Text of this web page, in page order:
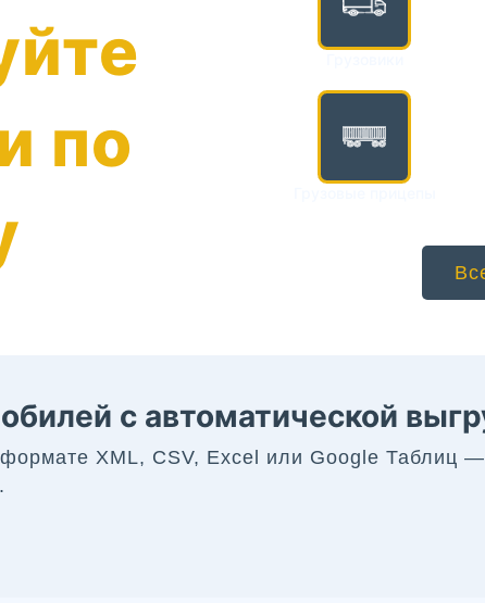
по
с автоматической
XML, CSV, Excel или Google Таблиц